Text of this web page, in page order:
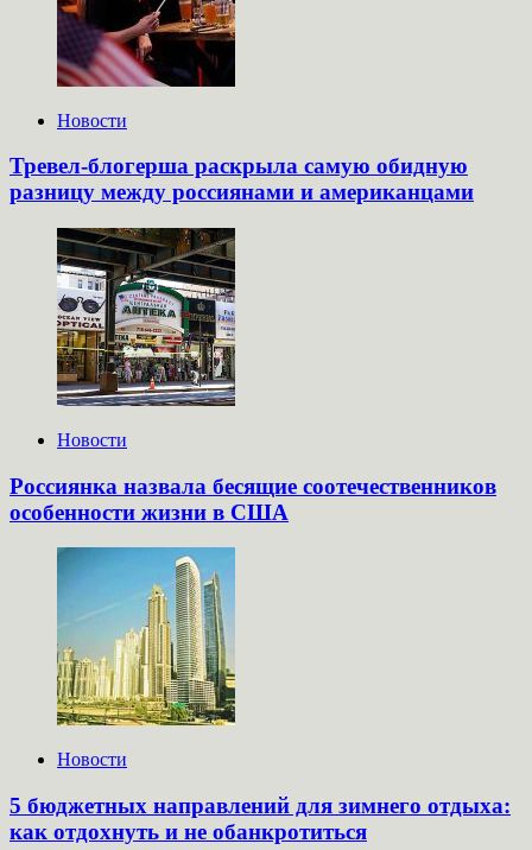
Новости
Тревел-блогерша раскрыла самую обидную
разницу между россиянами и американцами
Новости
Россиянка назвала бесящие соотечественников
особенности жизни в США
Новости
5 бюджетных направлений для зимнего отдыха:
как отдохнуть и не обанкротиться